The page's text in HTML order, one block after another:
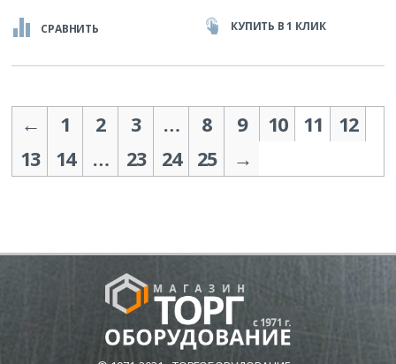
СРАВНИТЬ КУПИТЬ В 1 КЛИК
← 1 2 3 … 8 9 10 11
12
13
14 … 23 24 25 →